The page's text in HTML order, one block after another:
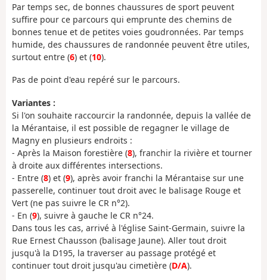
Par temps sec, de bonnes chaussures de sport peuvent
suffire pour ce parcours qui emprunte des chemins de
bonnes tenue et de petites voies goudronnées. Par temps
humide, des chaussures de randonnée peuvent être utiles,
surtout entre (6) et (10).
Pas de point d'eau repéré sur le parcours.
Variantes :
Si l'on souhaite raccourcir la randonnée, depuis la vallée de
la Mérantaise, il est possible de regagner le village de
Magny en plusieurs endroits :
- Après la Maison forestière (8), franchir la rivière et tourner
à droite aux différentes intersections.
- Entre (8) et (9), après avoir franchi la Mérantaise sur une
passerelle, continuer tout droit avec le balisage Rouge et
Vert (ne pas suivre le CR n°2).
- En (9), suivre à gauche le CR n°24.
Dans tous les cas, arrivé à l'église Saint-Germain, suivre la
Rue Ernest Chausson (balisage Jaune). Aller tout droit
jusqu'à la D195, la traverser au passage protégé et
continuer tout droit jusqu'au cimetière (D/A).